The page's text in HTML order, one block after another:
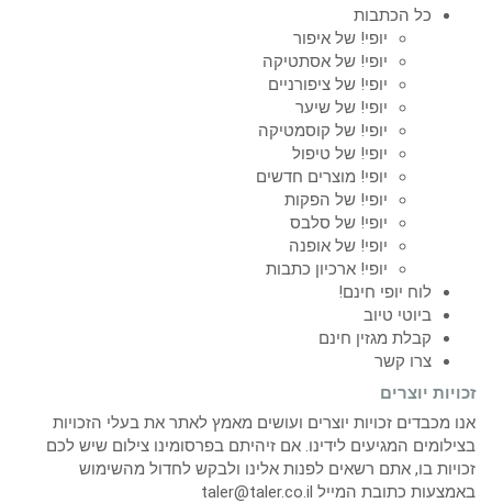
כל הכתבות
יופי! של איפור
יופי! של אסתטיקה
יופי! של ציפורניים
יופי! של שיער
יופי! של קוסמטיקה
יופי! של טיפול
יופי! מוצרים חדשים
יופי! של הפקות
יופי! של סלבס
יופי! של אופנה
יופי! ארכיון כתבות
לוח יופי חינם!
ביוטי טיוב
קבלת מגזין חינם
צרו קשר
זכויות יוצרים
אנו מכבדים זכויות יוצרים ועושים מאמץ לאתר את בעלי הזכויות
בצילומים המגיעים לידינו. אם זיהיתם בפרסומינו צילום שיש לכם
זכויות בו, אתם רשאים לפנות אלינו ולבקש לחדול מהשימוש
באמצעות כתובת המייל taler@taler.co.il